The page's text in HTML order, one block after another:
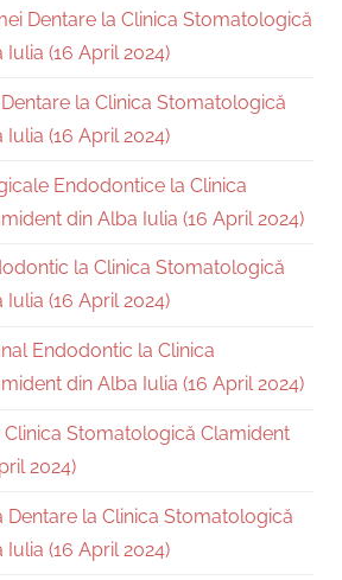
Dentare la Clinica Stomatologică
(16 April 2024)
la Clinica Stomatologică
(16 April 2024)
Endodontice la Clinica
din Alba Iulia (16 April 2024)
la Clinica Stomatologică
(16 April 2024)
Endodontic la Clinica
din Alba Iulia (16 April 2024)
Clinica Stomatologică Clamident
2024)
Dentare la Clinica Stomatologică
(16 April 2024)